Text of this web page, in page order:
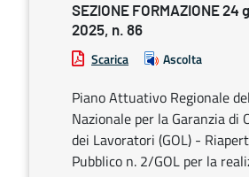
SEZIONE FORMAZIONE 24
2025, n. 86
Scarica Ascolta
Piano Attuativo Regionale
Nazionale per la Garanzia di
dei Lavoratori (GOL) -
Pubblico n. 2/GOL per la